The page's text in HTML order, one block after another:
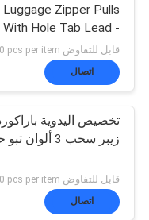
حول
جولة
المعمل
Luggage Zipper Pulls
With Hole Tab Lead -
Free Feature
اتصال
تخصيص اليدوية
زيبر سحب 3 ألوان تبو حقن
اتصال